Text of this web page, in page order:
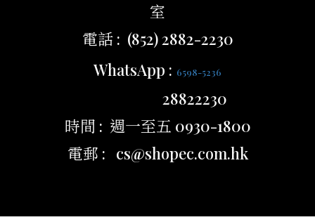
室
電話 : (852) 2882-2230
WhatsApp : 6598-5236
28822230
時間 : 週一至五 0930-1800
電郵 : cs@shopec.com.hk